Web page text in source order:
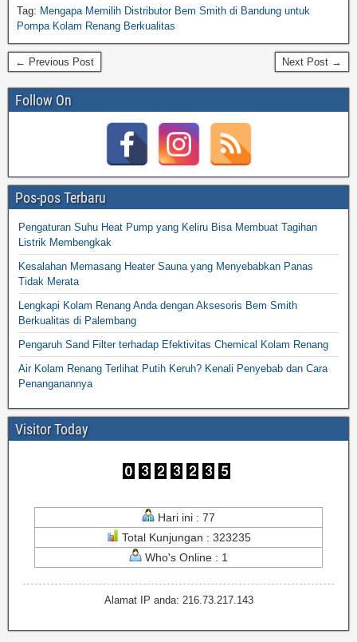
Tag: Mengapa Memilih Distributor Bem Smith di Bandung untuk
Pompa Kolam Renang Berkualitas
← Previous Post Next Post →
Follow On
Pos-pos Terbaru
Pengaturan Suhu Heat Pump yang Keliru Bisa Membuat Tagihan
Listrik Membengkak
Kesalahan Memasang Heater Sauna yang Menyebabkan Panas
Tidak Merata
Lengkapi Kolam Renang Anda dengan Aksesoris Bem Smith
Berkualitas di Palembang
Pengaruh Sand Filter terhadap Efektivitas Chemical Kolam Renang
Air Kolam Renang Terlihat Putih Keruh? Kenali Penyebab dan Cara
Penanganannya
Visitor Today
Hari ini : 77
Total Kunjungan : 323235
Who's Online : 1
Alamat IP anda: 216.73.217.143